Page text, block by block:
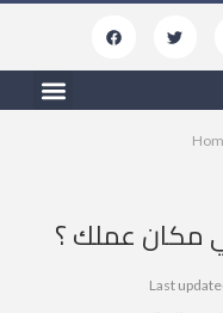
مكان عملك ؟
Last